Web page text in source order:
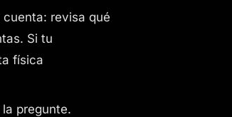
revisa qué
Si tu
física
pregunte.